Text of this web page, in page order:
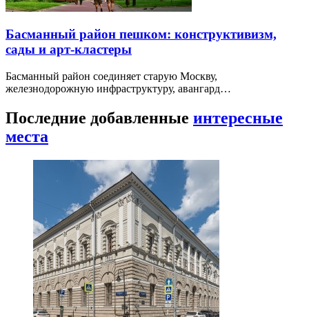
Басманный район пешком: конструктивизм,
сады и арт-кластеры
Басманный район соединяет старую Москву,
железнодорожную инфраструктуру, авангард…
Последние добавленные интересные
места